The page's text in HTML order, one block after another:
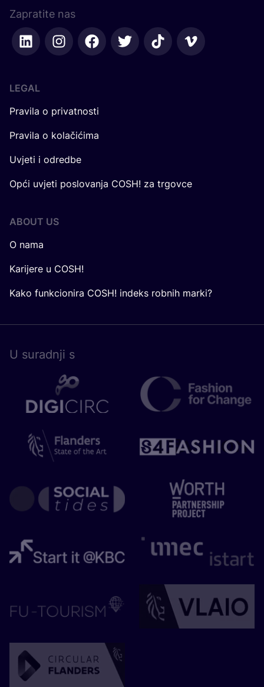
Zapratite nas
LEGAL
Pravila o privatnosti
Pravila o kolačićima
Uvjeti i odredbe
Opći uvjeti poslovanja COSH! za trgovce
ABOUT US
O nama
Karijere u COSH!
Kako funkcionira COSH! indeks robnih marki?
U surad­nji s